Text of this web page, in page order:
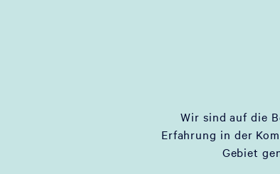
Wir sind auf die
Erfahrung in der
Gebiet